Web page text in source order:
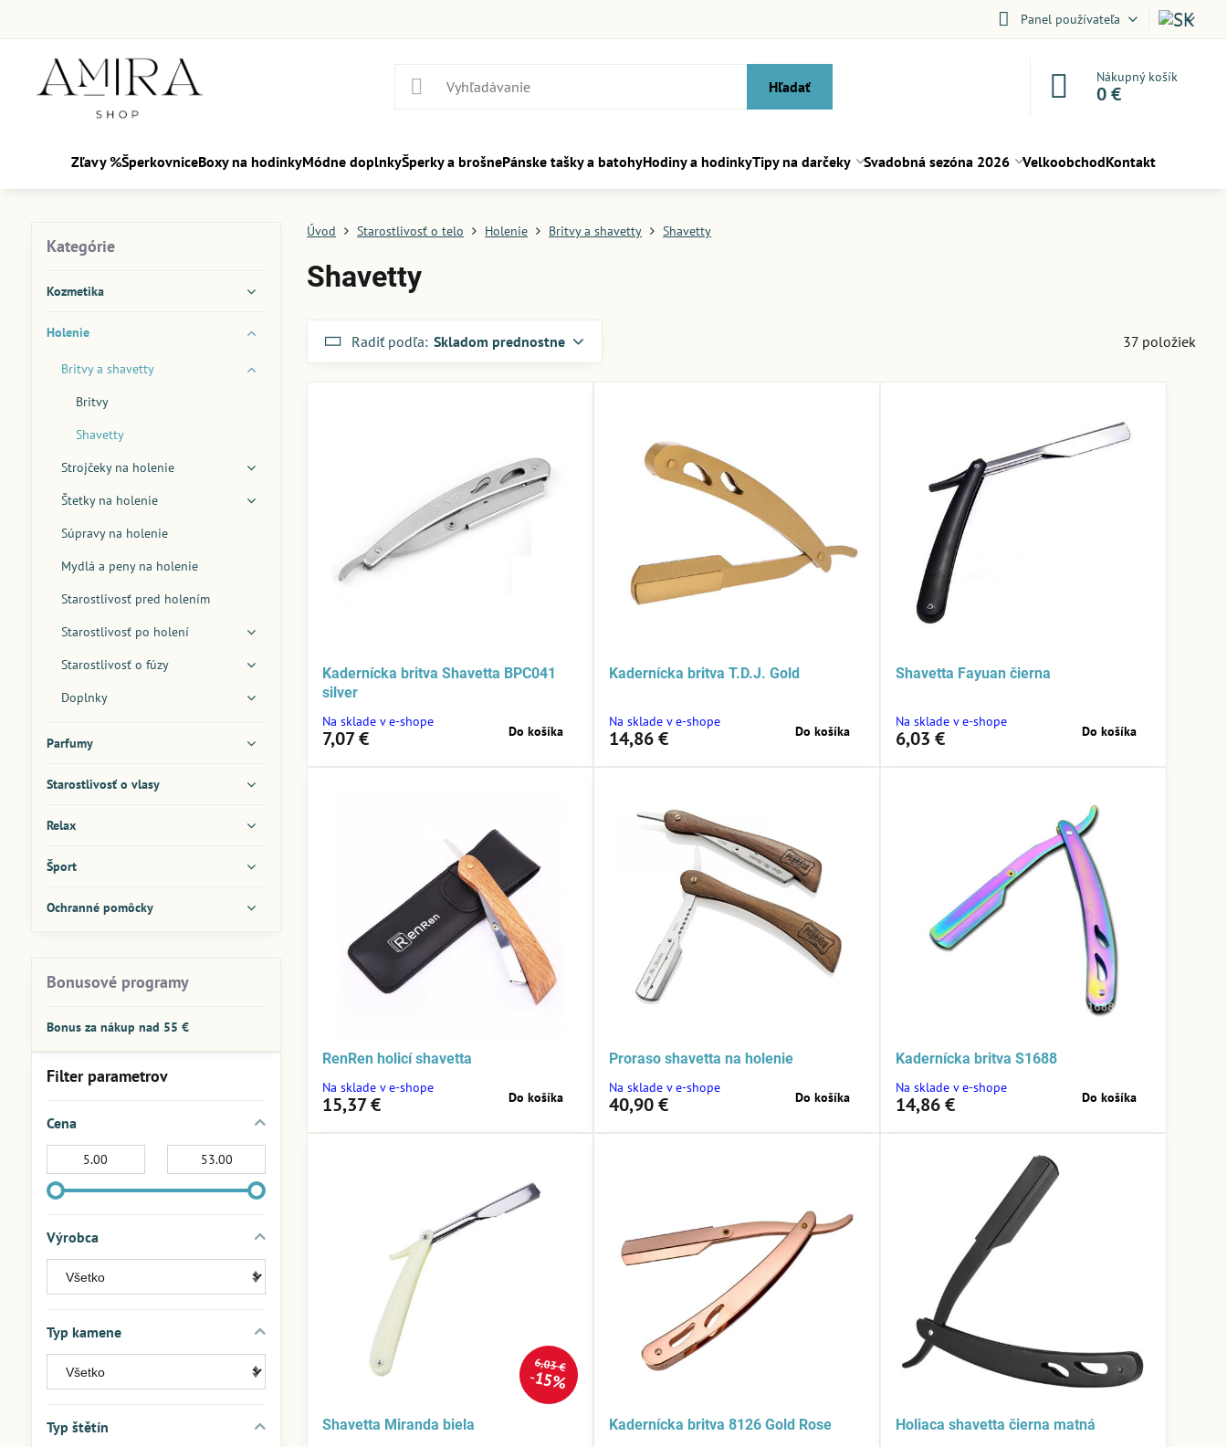
Panel používateľa
Hľadať
Nákupný košík
0 €
Zľavy %ŠperkovniceBoxy na hodinkyMódne doplnkyŠperky a brošnePánske tašky a batohyHodiny a hodinkyTipy na darčeky Svadobná sezóna 2026 VelkoobchodKontakt
Úvod Starostlivosť o telo Holenie Britvy a shavetty Shavetty
Shavetty
Radiť podľa: Skladom prednostne 37 položiek
Kadernícka britva Shavetta BPC041
silver
Na sklade v e-shope
7,07 € Do košíka
Kadernícka britva T.D.J. Gold
Na sklade v e-shope
14,86 € Do košíka
Shavetta Fayuan čierna
Na sklade v e-shope
6,03 € Do košíka
RenRen holicí shavetta
Na sklade v e-shope
15,37 € Do košíka
Proraso shavetta na holenie
Na sklade v e-shope
40,90 € Do košíka
Kadernícka britva S1688
Na sklade v e-shope
14,86 € Do košíka
6,03 €
15%
Shavetta Miranda biela Kadernícka britva 8126 Gold Rose Holiaca shavetta čierna matná
Filter parametrov
Cena
Výrobca
Typ kamene
Typ štětín
Kategórie
Kozmetika
Holenie
Britvy a shavetty
Britvy
Shavetty
Strojčeky na holenie
Štetky na holenie
Súpravy na holenie
Mydlá a peny na holenie
Starostlivosť pred holením
Starostlivosť po holení
Starostlivosť o fúzy
Doplnky
Parfumy
Starostlivosť o vlasy
Relax
Šport
Ochranné pomôcky
Bonusové programy
Bonus za nákup nad 55 €